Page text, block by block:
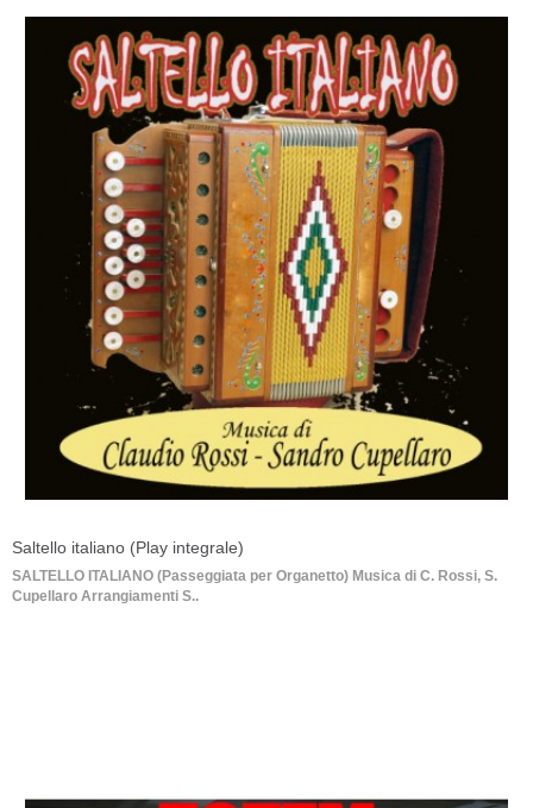
Saltello italiano (Play integrale)
SALTELLO ITALIANO (Passeggiata per Organetto) Musica di C. Rossi, S.
Cupellaro Arrangiamenti S..